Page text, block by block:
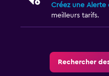
Créez une Alerte
meilleurs tarifs.
Rechercher